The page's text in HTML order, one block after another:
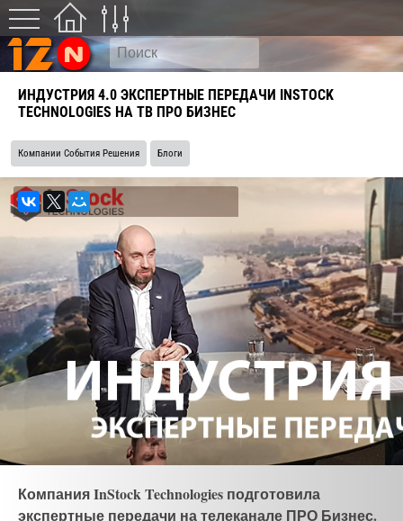
ИНДУСТРИЯ 4.0 ЭКСПЕРТНЫЕ ПЕРЕДАЧИ INSTOCK
TECHNOLOGIES НА ТВ ПРО БИЗНЕС
Компании События Решения Блоги
Компания InStock Technologies подготовила
экспертные передачи на телеканале ПРО Бизнес.